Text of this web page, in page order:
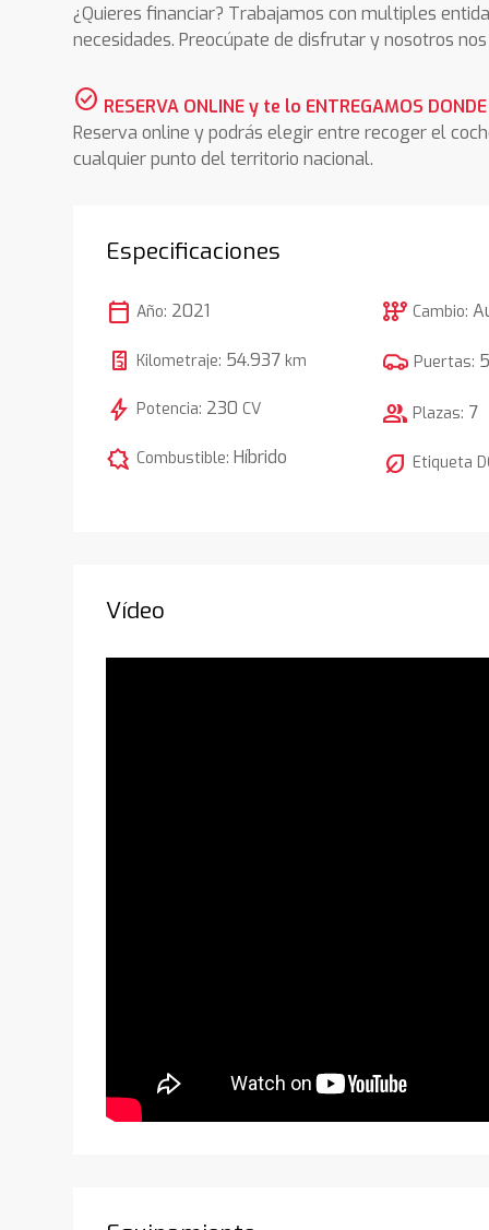
¿Quieres financiar? Trabajamos con multiples
necesidades. Preocúpate de disfrutar y nosotros
check_circle RESERVA ONLINE y te lo ENTREGAMOS
Reserva online y podrás elegir entre recoger el
cualquier punto del territorio nacional.
Especificaciones
calendar_today Año: 2021
Kilometraje: 54.937 km
bolt Potencia: 230 CV
comic_bubble Combustible:Híbrido
auto_transmission Cambio:
Puertas: 5
group Plazas: 7
nest_eco_leaf Etiqueta
Vídeo